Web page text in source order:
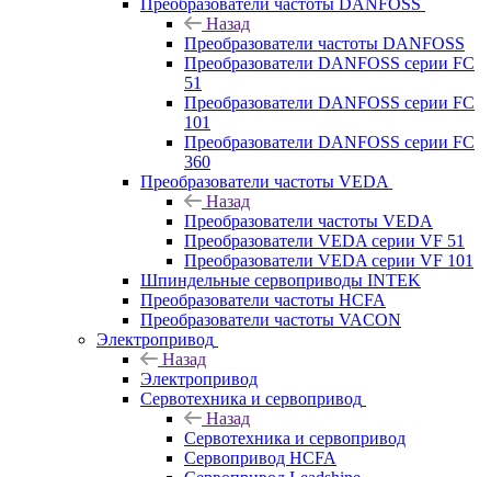
Преобразователи частоты DANFOSS
Назад
Преобразователи частоты DANFOSS
Преобразователи DANFOSS серии FC
51
Преобразователи DANFOSS серии FC
101
Преобразователи DANFOSS серии FC
360
Преобразователи частоты VEDA
Назад
Преобразователи частоты VEDA
Преобразователи VEDA серии VF 51
Преобразователи VEDA серии VF 101
Шпиндельные сервоприводы INTEK
Преобразователи частоты HCFA
Преобразователи частоты VACON
Электропривод
Назад
Электропривод
Сервотехника и сервопривод
Назад
Сервотехника и сервопривод
Сервопривод HCFA